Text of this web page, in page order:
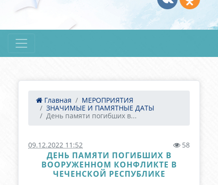
Главная
МЕРОПРИЯТИЯ
ЗНАЧИМЫЕ И ПАМЯТНЫЕ ДАТЫ
День памяти погибших в...
09.12.2022 11:52 58
ДЕНЬ ПАМЯТИ ПОГИБШИХ В
ВООРУЖЕННОМ КОНФЛИКТЕ В
ЧЕЧЕНСКОЙ РЕСПУБЛИКЕ